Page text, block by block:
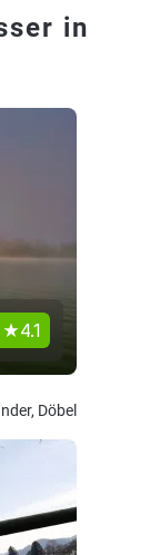
in
4.1
Döbel